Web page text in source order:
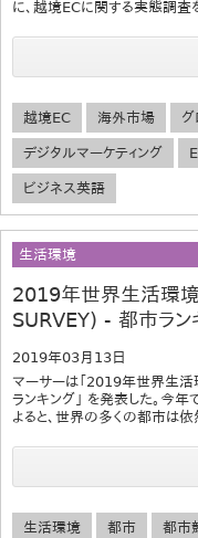
に、越境ECに関する実態調
越境EC 海外市場
デジタルマーケティング
ビジネス英語
生活環境
2019年世界生活環
SURVEY) ‐ 都市ラン
2019年03月13日
マーサーは「2019年世界
ランキング」 を発表した。今
よると、世界の多くの都市は
生活環境 都市 都市